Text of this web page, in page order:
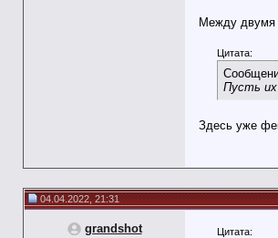
Между двумя
Цитата:
Пусть
Здесь уже
04.04.2022, 21:31
grandshot Цитата: